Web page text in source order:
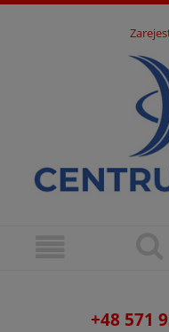
+48 571